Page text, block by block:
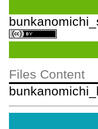
Files Content